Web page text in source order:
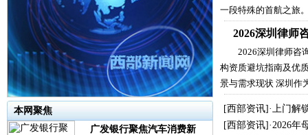
一段特殊的首航之旅
2026深圳律师
2026深圳律师咨
构资质避坑指南及优
景与需求现状 深圳
本网聚焦
广发银行聚焦汽车消费新
[西部资讯]·上门解
[西部资讯]·2026年